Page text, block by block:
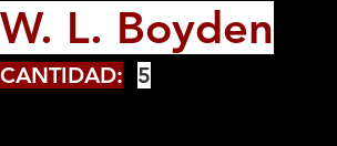
W. L. Boyden
CANTIDAD: 5